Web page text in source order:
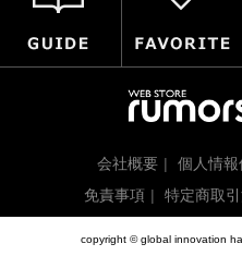
会社概要 個人情
免責事項
特定商取
copyright © global innovation